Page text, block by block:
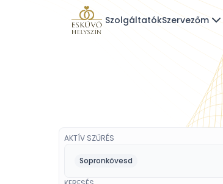
SzolgáltatókSzervezőm
AKTÍV SZŰRÉS
Sopronkövesd